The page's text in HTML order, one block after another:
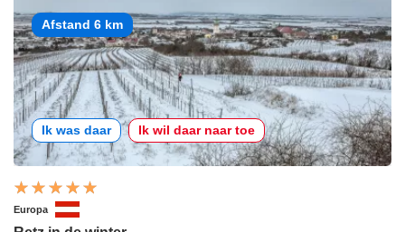
Afstand 6 km
Ik was daar Ik wil daar naar toe
Europa